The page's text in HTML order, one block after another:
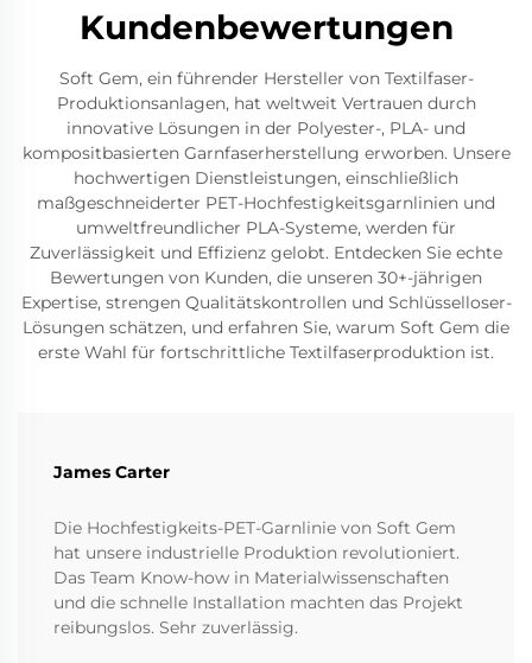
Kundenbewertungen
Soft Gem, ein führender Hersteller von Textilfaser-
Produktionsanlagen, hat weltweit Vertrauen durch
innovative Lösungen in der Polyester-, PLA- und
kompositbasierten Garnfaserherstellung erworben. Unsere
hochwertigen Dienstleistungen, einschließlich
maßgeschneiderter PET-Hochfestigkeitsgarnlinien und
umweltfreundlicher PLA-Systeme, werden für
Zuverlässigkeit und Effizienz gelobt. Entdecken Sie echte
Bewertungen von Kunden, die unseren 30+-jährigen
Expertise, strengen Qualitätskontrollen und Schlüsselloser-
Lösungen schätzen, und erfahren Sie, warum Soft Gem die
erste Wahl für fortschrittliche Textilfaserproduktion ist.
James Carter
Die Hochfestigkeits-PET-Garnlinie von Soft Gem
hat unsere industrielle Produktion revolutioniert.
Das Team Know-how in Materialwissenschaften
und die schnelle Installation machten das Projekt
reibungslos. Sehr zuverlässig.